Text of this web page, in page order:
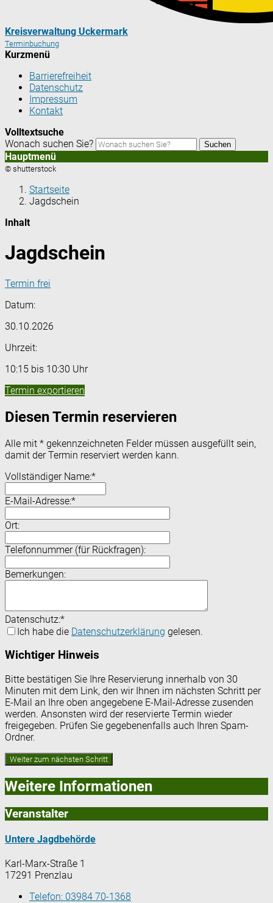
Kreisverwaltung Uckermark
Terminbuchung
Kurzmenü
Barrierefreiheit
Datenschutz
Impressum
Kontakt
Volltextsuche
Wonach suchen Sie?
Suchen
Hauptmenü
© shutterstock
Startseite
Jagdschein
Inhalt
Jagdschein
Termin frei
Datum:
30.10.2026
Uhrzeit:
10:15 bis 10:30 Uhr
Termin exportieren
Diesen Termin reservieren
Alle mit * gekennzeichneten Felder müssen ausgefüllt sein,
damit der Termin reserviert werden kann.
Vollständiger Name:*
E-Mail-Adresse:*
Ort:
Telefonnummer (für Rückfragen):
Bemerkungen:
Datenschutz:*
Ich habe die Datenschutzerklärung gelesen.
Wichtiger Hinweis
Bitte bestätigen Sie Ihre Reservierung innerhalb von 30
Minuten mit dem Link, den wir Ihnen im nächsten Schritt per
E-Mail an Ihre oben angegebene E-Mail-Adresse zusenden
werden. Ansonsten wird der reservierte Termin wieder
freigegeben. Prüfen Sie gegebenenfalls auch Ihren Spam-
Ordner.
Weitere Informationen
Veranstalter
Untere Jagdbehörde
Karl-Marx-Straße 1
17291 Prenzlau
Telefon: 03984 70-1368